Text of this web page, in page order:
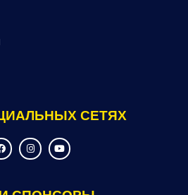
СЕТЯХ
F
a
c
o
I
n
s
g
Y
o
u
b